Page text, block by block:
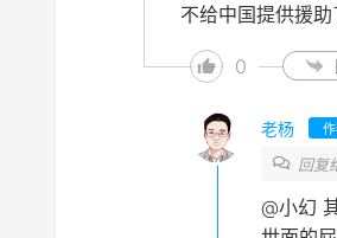
不给中国提供援助
0
老杨
回复
@小幻